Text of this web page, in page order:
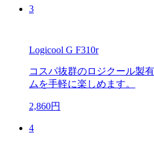
3
Logicool G F310r
コスパ抜群のロジクール製
ムを手軽に楽しめます。
2,860円
4